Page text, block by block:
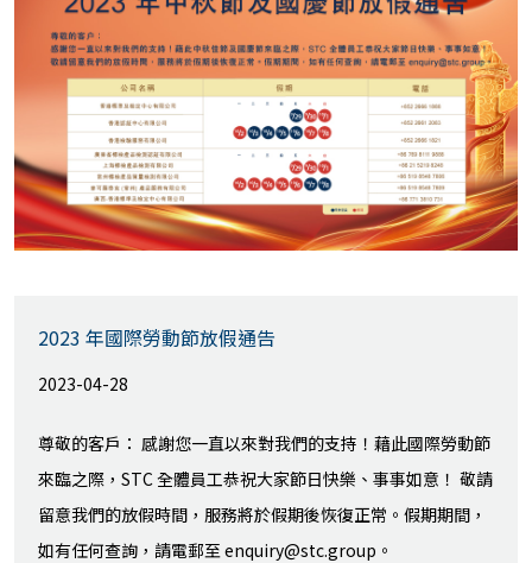
2023 年國際勞動節放假通告
2023-04-28
尊敬的客戶： 感謝您一直以來對我們的支持！藉此國際勞動節
來臨之際，STC 全體員工恭祝大家節日快樂、事事如意！ 敬請
留意我們的放假時間，服務將於假期後恢復正常。假期期間，
如有任何查詢，請電郵至 enquiry@stc.group。